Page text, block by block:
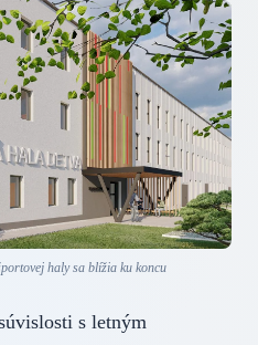
haly sa blížia ku koncu
s letným